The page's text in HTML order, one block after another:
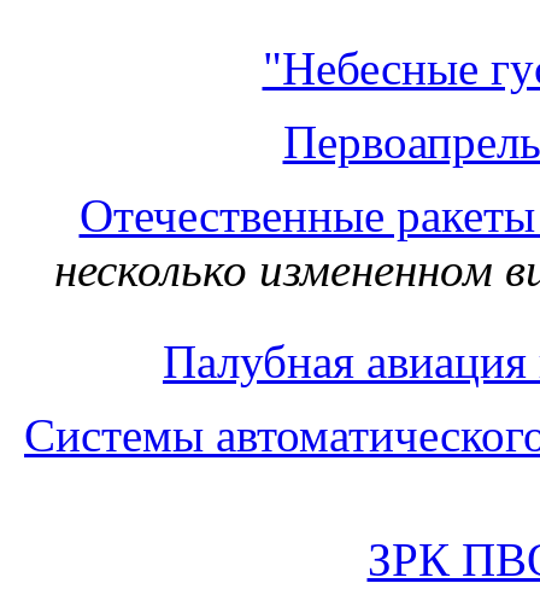
"Небесные
Отечественные
несколько измененном
Палубная
Системы
ЗРК